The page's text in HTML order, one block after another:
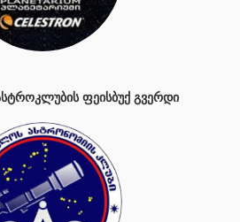
ᲤᲔᲘᲡᲑᲣᲥ ᲒᲕᲔᲠᲓᲘ